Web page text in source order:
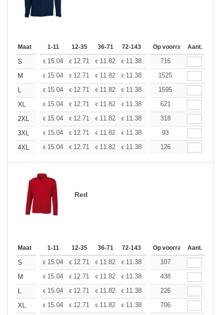
Maat 1-11 12-35 36-71 72-143 144-287 288 + Meer
Op voorraadAant.
S € 15.04 € 12.71 € 11.82 € 11.38 10.75
716
M
€ 15.04 € 12.71 € 11.82 € 11.38 10.75
1525
L
€ 15.04 € 12.71 € 11.82 € 11.38 10.75
1595
XL
€ 15.04 € 12.71 € 11.82 € 11.38 10.75
621
2XL
€ 15.04 € 12.71 € 11.82 € 11.38 10.75
318
3XL
€ 15.04 € 12.71 € 11.82 € 11.38 10.75
93
4XL
€ 15.04 € 12.71 € 11.82 € 11.38 10.75
126
Red
Maat 1-11 12-35 36-71 72-143 144-287 288 + Meer
Op voorraadAant.
S € 15.04 € 12.71 € 11.82 € 11.38 10.75
107
M
€ 15.04 € 12.71 € 11.82 € 11.38 10.75
438
L
€ 15.04 € 12.71 € 11.82 € 11.38 10.75
226
XL
€ 15.04 € 12.71 € 11.82 € 11.38 10.75
706